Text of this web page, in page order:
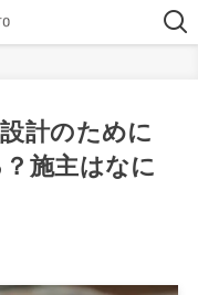
計のために
施主はなに